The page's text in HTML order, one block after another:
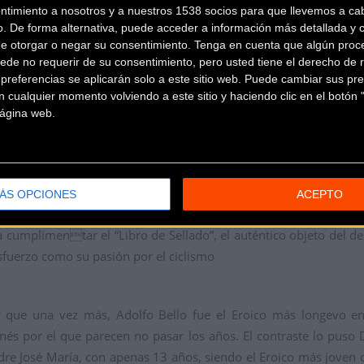
a nosotros y a nuestros 1538 socios para que llevemos a
De forma alternativa, puede acceder a información más detallada y
otorgar o negar su consentimiento. Tenga en cuenta que algún
no requerir de su consentimiento, pero usted tiene el derecho de
se aplicarán solo a este sitio web. Puede cambiar sus
cualquier momento volviendo a este sitio y haciendo clic en el botón
web.
OPCIONES ACEPTO
jarrera los inscritos al Recorrido Corto, que vieron cómo el
Larrañaga y el Concejal de Deportes Leopoldo García,
en cruzar la línea de meta ubicada en la Plaza de la Paz
que llenaban de colorido y ambiente una plaza volcada
más kilómetros del Camino de Santiago, en un año
Chelu, embajador de Eroica Hispania 2022, que
el “Libro de Sellado”, el auténtico objeto del
como su pasión por el ciclismo
que una vez más, Adolfo Bello fue el Eroico más longevo
por el que parecen no pasar los años. El contraste lo
José María, con apenas 13 años, siendo el Eroico más